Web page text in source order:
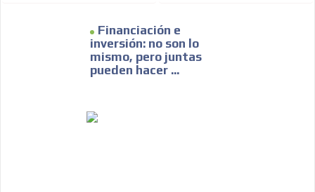
Financiación e
inversión: no son lo
mismo, pero juntas
pueden hacer ...
ADVERTISEMENT